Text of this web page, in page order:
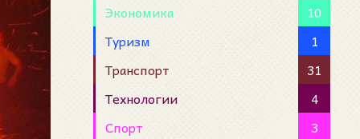
Экономика
10
Туризм
1
Транспорт
31
Технологии
4
Спорт
3